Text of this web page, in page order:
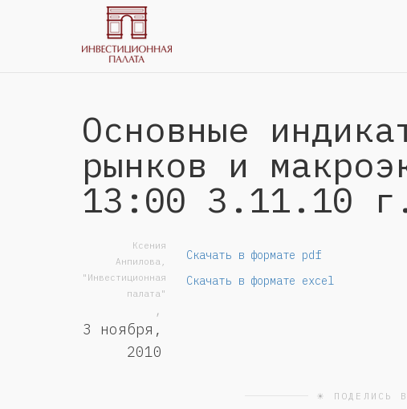
Основные
рынков и
13:00 3.11.10
Ксения
Анпилова,
"Инвестиционная
палата"
,
3 ноября,
2010
Скачать в формате pdf
Скачать в формате excel
☀ ПОДЕЛИСЬ